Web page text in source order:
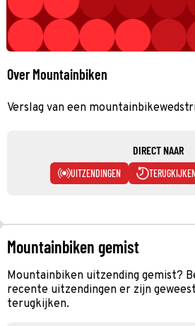
Over Mountainbiken
Verslag van een
DIRECT NAAR
UITZENDINGEN
Mountainbiken gemist
Mountainbiken uitzending gemist?
recente uitzendingen er zijn
terugkijken.